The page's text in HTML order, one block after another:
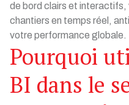
de bord clairs et interactifs,
chantiers en temps réel,
votre performance globale.
Pourquoi
BI dans le